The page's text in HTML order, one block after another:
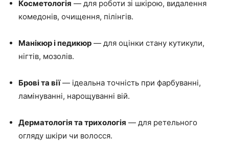
Косметологія — для роботи зі шкірою, видалення
комедонів, очищення, пілінгів.
Манікюр і педикюр — для оцінки стану кутикули,
нігтів, мозолів.
Брові та вії— ідеальна точність при фарбуванні,
ламінуванні, нарощуванні вій.
Дерматологія та трихологія — для ретельного
огляду шкіри чи волосся.